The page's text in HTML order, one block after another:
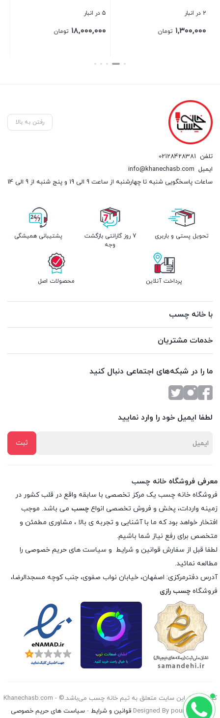
2 در انبار
۱,۳۰۰,۰۰۰ تومان
5 در انبار
۱۸,۰۰۰,۰۰۰ تومان
بستن
رفتن به بالا
تلفن 02128428381
ایمیل info@khanechasb.com
ساعات پاسخگویی شنبه تا چهارشنبه از ساعت 9 الی 19 و پنج شنبه از 9 الی 14
تحویل پستی و باربری
7 روز گارانتی بازگشت
وجه
پشتیبانی همیشگی
پرداخت آنلاین محصولات اصل
با خانه چسب
خدمات مشتریان
ما را در شبکه‌های اجتماعی دنبال کنید
لطفا ایمیل خود را وارد نمایید
معرفی فروشگاه خانه چسب
فروشگاه خانه چسب یک مرکز تخصصی با سابقه واقع در قلب کشور در
زمینه واردات، پخش و فروش تخصصی انواع چسب می باشد. موجب
افتخار خواهد بود که ما با آشنایی و تجربه ی بالا ، مشاوری مطمئن و
متخصص برای رفع نیاز شما باشیم.
لطفا قبل از سفارش قوانین و شرایط و سیاست های حریم خصوصی را
مطالعه نمائید.
آدرس دفترمرکزی: اصفهان، خیابان نواب صفوی، جنب کوچه مسجدالرضا،
فروشگاه چسب رازی
کليه حقوق اين سايت متعلق به تیم خانه چسب می‌باشد.© Khanechasb.com -
Designed By pouryan 2026 قوانین و شرایط - سیاست های حریم خصوصی